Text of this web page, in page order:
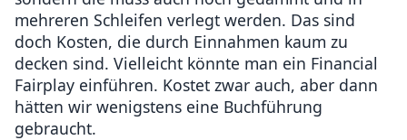
mehreren Schleifen verlegt werden. Das sind
doch Kosten, die durch Einnahmen kaum zu
decken sind. Vielleicht könnte man ein Financial
Fairplay einführen. Kostet zwar auch, aber dann
hätten wir wenigstens eine Buchführung
gebraucht.